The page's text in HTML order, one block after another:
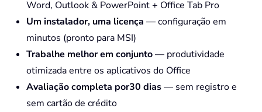
Word, Outlook & PowerPoint + Office Tab Pro
Um instalador, uma licença — configuração em
minutos (pronto para MSI)
Trabalhe melhor em conjunto— produtividade
otimizada entre os aplicativos do Office
Avaliação completa por30 dias— sem registro e
sem cartão de crédito